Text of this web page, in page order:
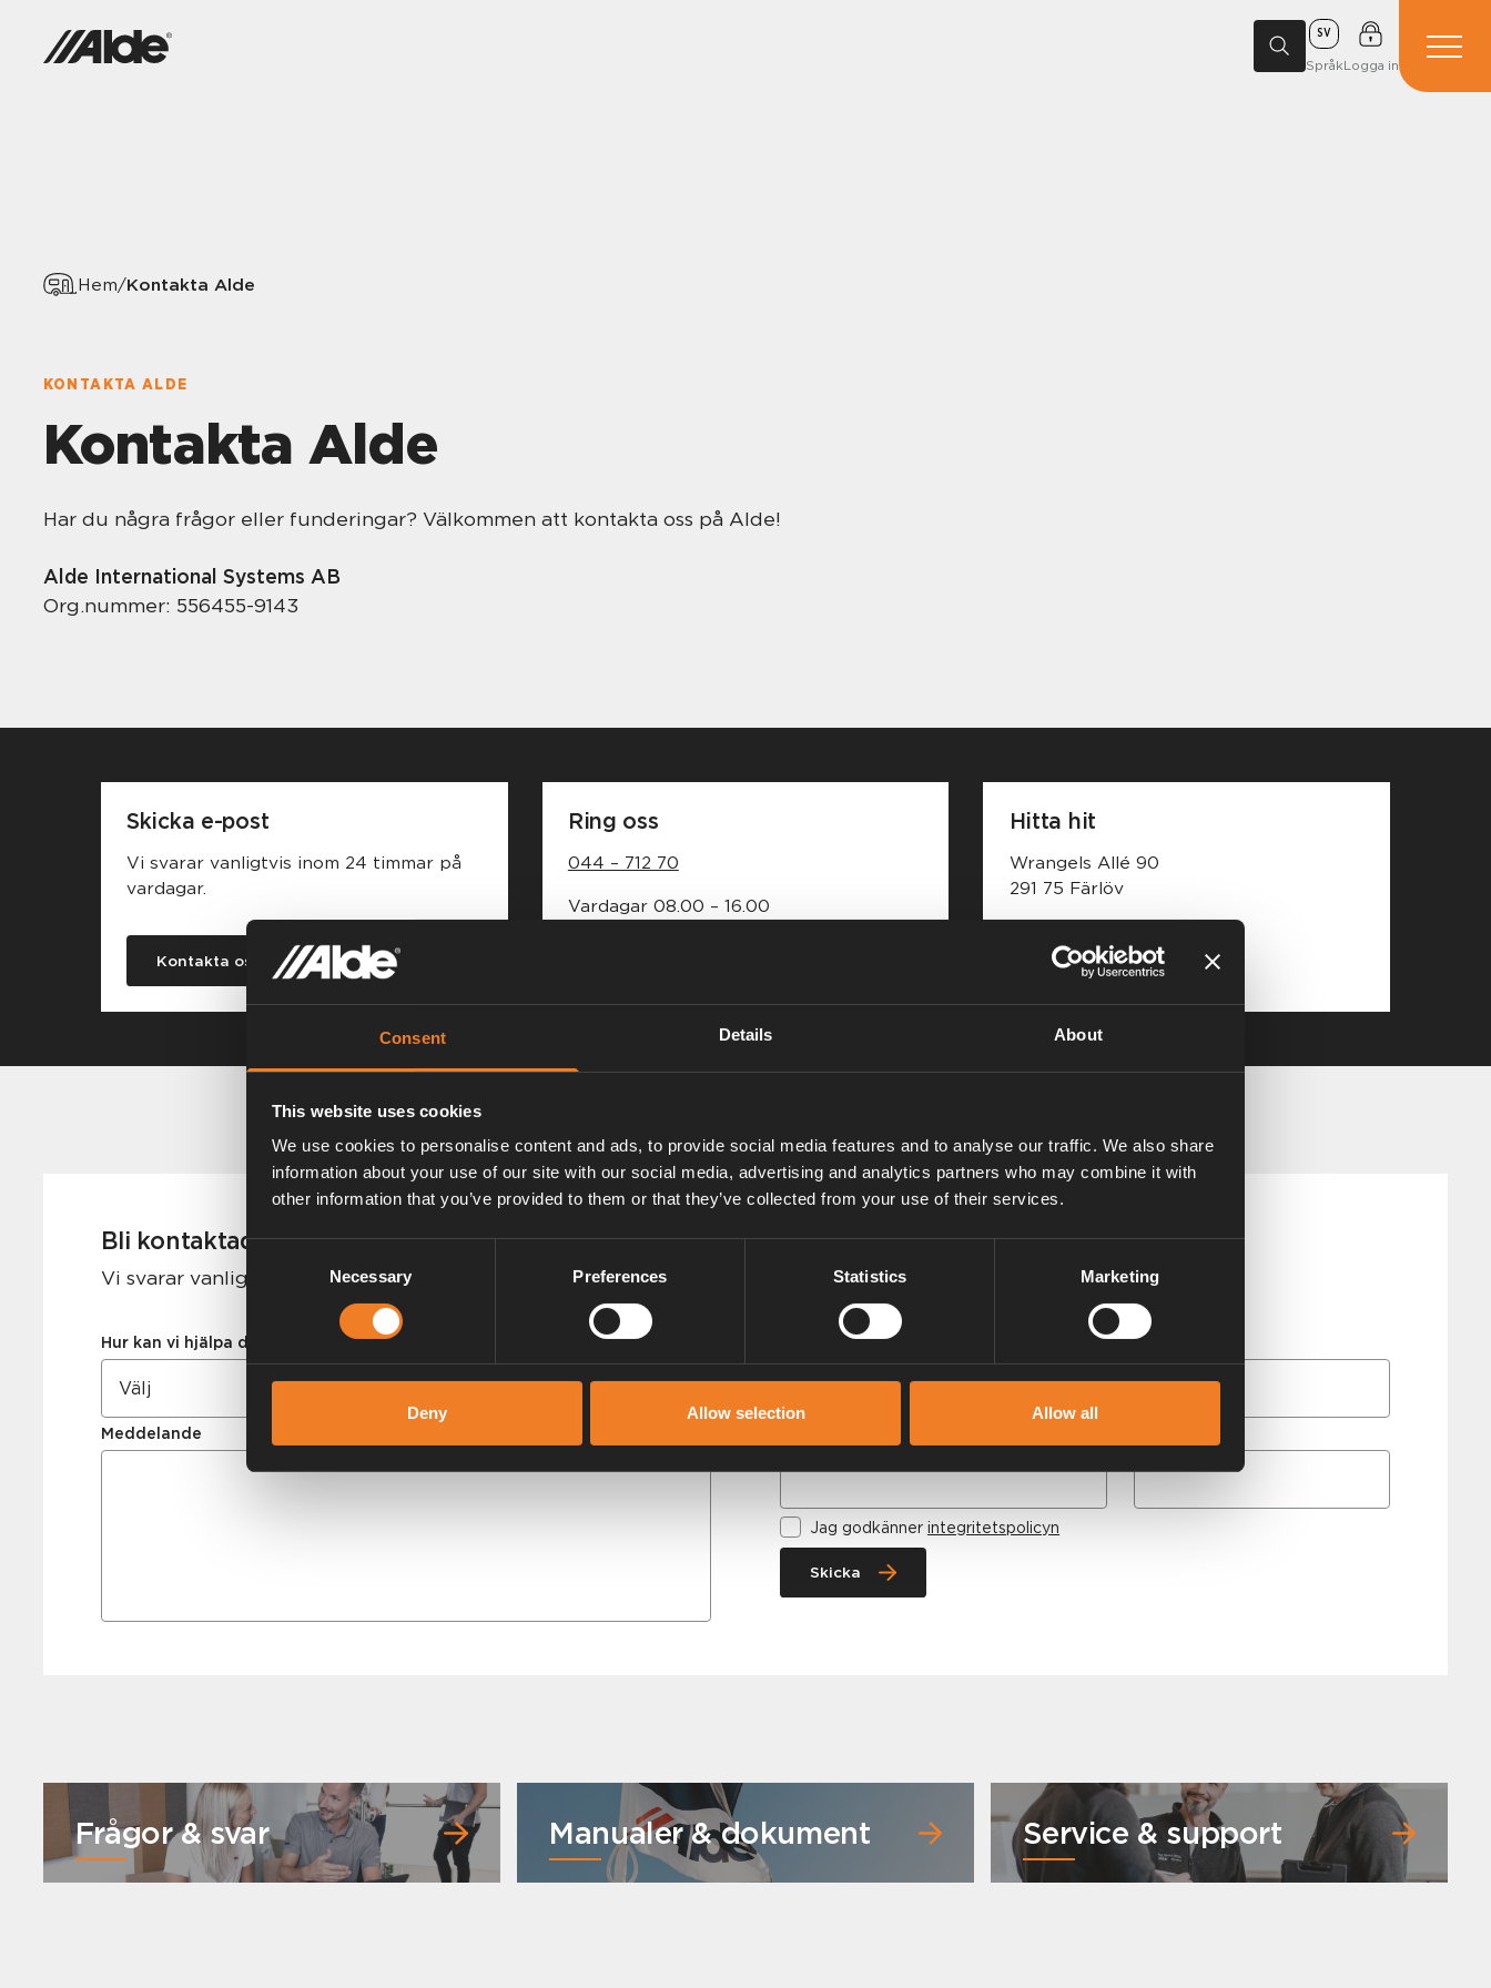
Consent Details About
This website uses cookies
We use cookies to personalise content and ads, to provide social media features and to analyse our traffic. We also share
information about your use of our site with our social media, advertising and analytics partners who may combine it with
other information that you’ve provided to them or that they’ve collected from your use of their services.
Consent
Selection
Necessary Preferences Statistics Marketing
Deny Allow selection Allow all
SV
SpråkLogga in
Hem/Kontakta Alde
KONTAKTA ALDE
Kontakta Alde
Har du några frågor eller funderingar? Välkommen att kontakta oss på Alde!
Alde International Systems AB
Org.nummer: 556455-9143
Skicka e-post
Vi svarar vanligtvis inom 24 timmar på
vardagar.
Kontakta oss
Ring oss
044 – 712 70
Vardagar 08.00 – 16.00
Hitta hit
Wrangels Allé 90
291 75 Färlöv
Öppna karta
Bli kontaktad
Vi svarar vanligtvis inom 24 timmar på vardagar.
Hur kan vi hjälpa dig?
Meddelande
Jag godkännerintegritetspolicyn
Skicka
Frågor & svar Manualer & dokument Service & support